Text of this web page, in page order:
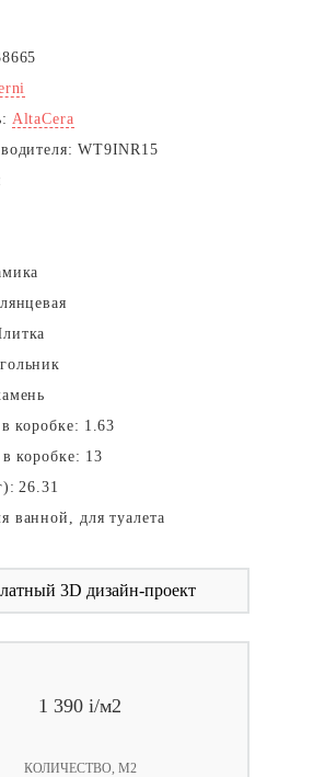
AltaCera
WT9INR15
коробке: 1.63
коробке: 13
26.31
ванной, для туалета
3D дизайн-проект
1 390 i/м2
КОЛИЧЕСТВО, М2